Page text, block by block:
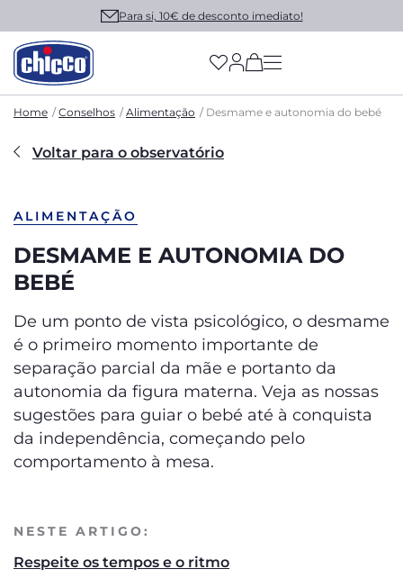
Para si, 10€ de desconto imediato!
(has more options
Home Conselhos Alimentação Desmame e autonomia do bebé
Voltar para o observatório
ALIMENTAÇÃO
DESMAME E AUTONOMIA DO
BEBÉ
De um ponto de vista psicológico, o desmame
é o primeiro momento importante de
separação parcial da mãe e portanto da
autonomia da figura materna. Veja as nossas
sugestões para guiar o bebé até à conquista
da independência, começando pelo
comportamento à mesa.
NESTE ARTIGO:
Respeite os tempos e o ritmo